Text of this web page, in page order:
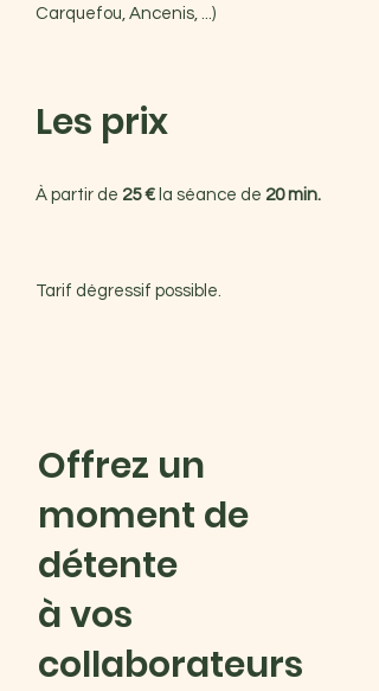
Carquefou, Ancenis, ...)
Les prix
À partir de 25 € la séance de 20 min.
Tarif dégressif possible.
Offrez un
moment de
détente
à vos
collaborateurs